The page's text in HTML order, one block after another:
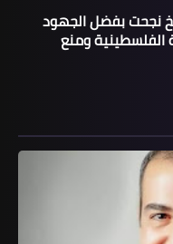
نجحت بفضل الجهود
الفلسطينية ومنع